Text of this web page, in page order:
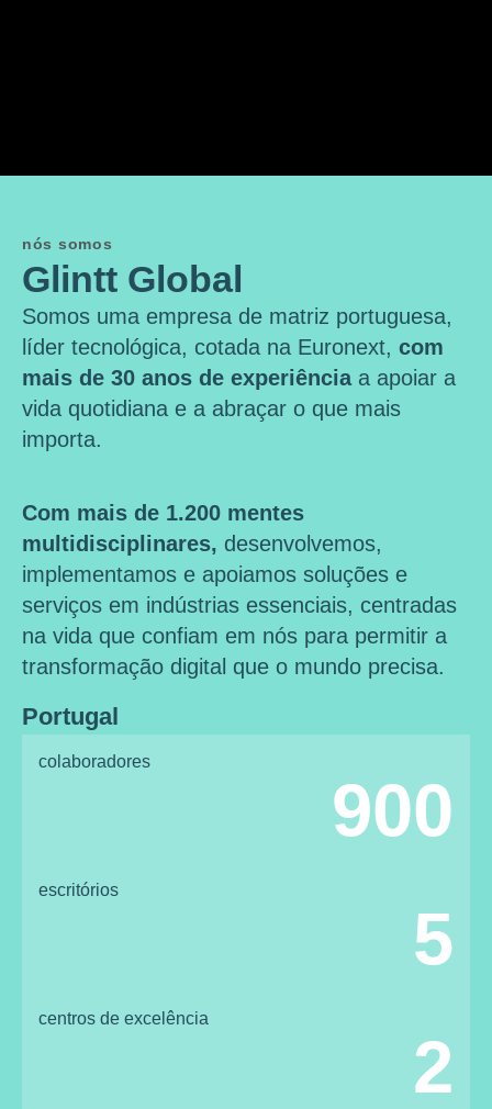
nós somos
Glintt Global
Somos uma empresa de matriz portuguesa,
líder tecnológica, cotada na Euronext, com
mais de 30 anos de experiênciaa apoiar a
vida quotidiana e a abraçar o que mais
importa.
Com mais de 1.200 mentes
multidisciplinares, desenvolvemos,
implementamos e apoiamos soluções e
serviços em indústrias essenciais, centradas
na vida que confiam em nós para permitir a
transformação digital que o mundo precisa.
Portugal
colaboradores
900
escritórios
5
centros de excelência
2